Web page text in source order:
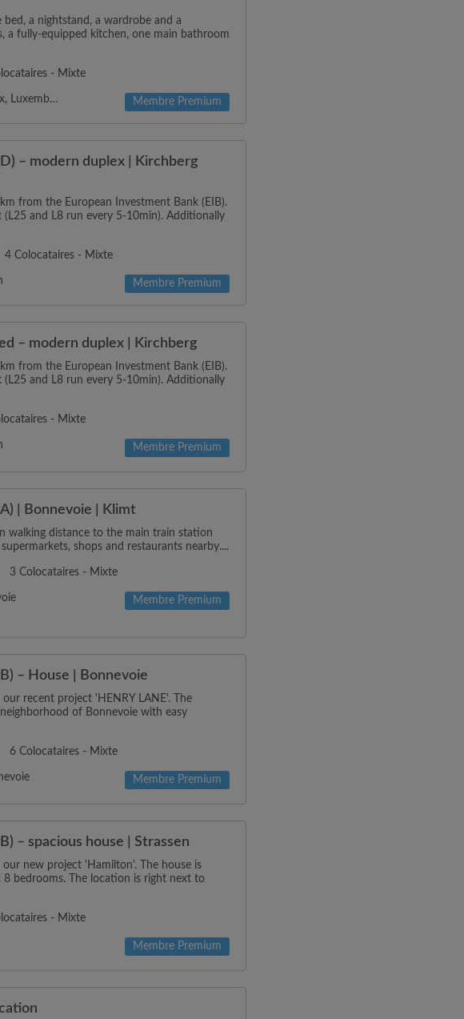
a nightstand, a wardrobe and a
a fully-equipped kitchen, one main bathroom
- Mixte
Membre Premium
– modern duplex | Kirchberg
from the European Investment Bank (EIB).
and L8 run every 5-10min). Additionally
4 Colocataires - Mixte
Membre Premium
– modern duplex | Kirchberg
from the European Investment Bank (EIB).
and L8 run every 5-10min). Additionally
- Mixte
Membre Premium
| Bonnevoie | Klimt
walking distance to the main train station
shops and restaurants nearby....
3 Colocataires - Mixte
Membre Premium
– House | Bonnevoie
recent project 'HENRY LANE'. The
of Bonnevoie with easy
6 Colocataires - Mixte
Membre Premium
– spacious house | Strassen
our new project 'Hamilton'. The house is
8 bedrooms. The location is right next to
- Mixte
Membre Premium